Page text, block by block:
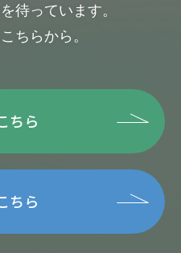
待っています。
ちらから。
ちら
ちら